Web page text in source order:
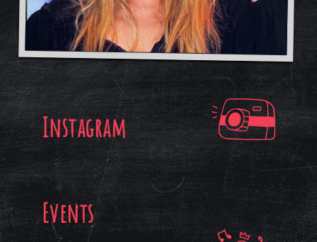
Instagram
Events